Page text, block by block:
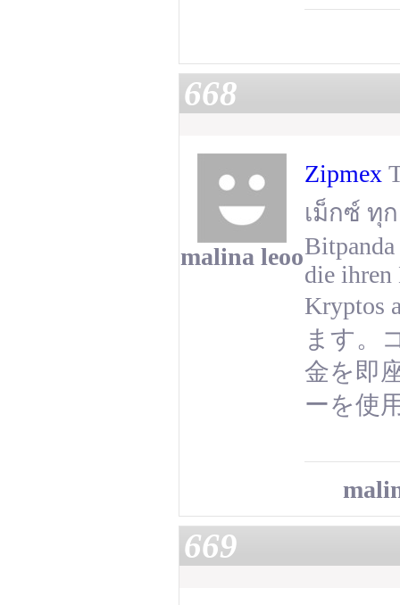
668
malina leoo
Zipmex
เม็กซ์ ทุ
die ihren
Kryptos
ます。
金を即
ーを使
669